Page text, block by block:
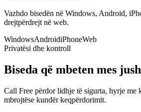
Vazhdo bisedën në Windows, Android,
drejtpërdrejt në web.
WindowsAndroidiPhoneWeb
Privatësi dhe kontroll
Biseda që mbeten mes
Call Free përdor lidhje të sigurta, hyrje me
mbrojtëse kundër keqpërdorimit.